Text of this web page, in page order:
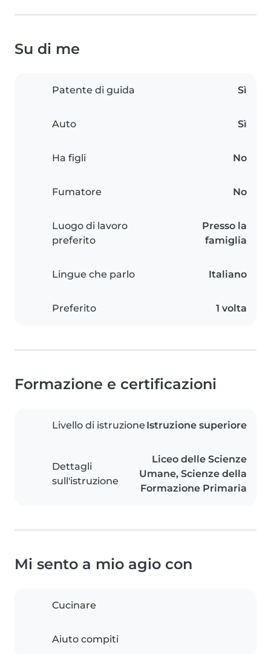
Su di me
Patente di guida Sì
Auto Sì
Ha figli No
Fumatore No
Luogo di lavoro
preferito
Presso la
famiglia
Lingue che parlo Italiano
Preferito 1 volta
Formazione e certificazioni
Livello di istruzione Istruzione superiore
Dettagli
sull'istruzione
Liceo delle Scienze
Umane, Scienze della
Formazione Primaria
Mi sento a mio agio con
Cucinare
Aiuto compiti